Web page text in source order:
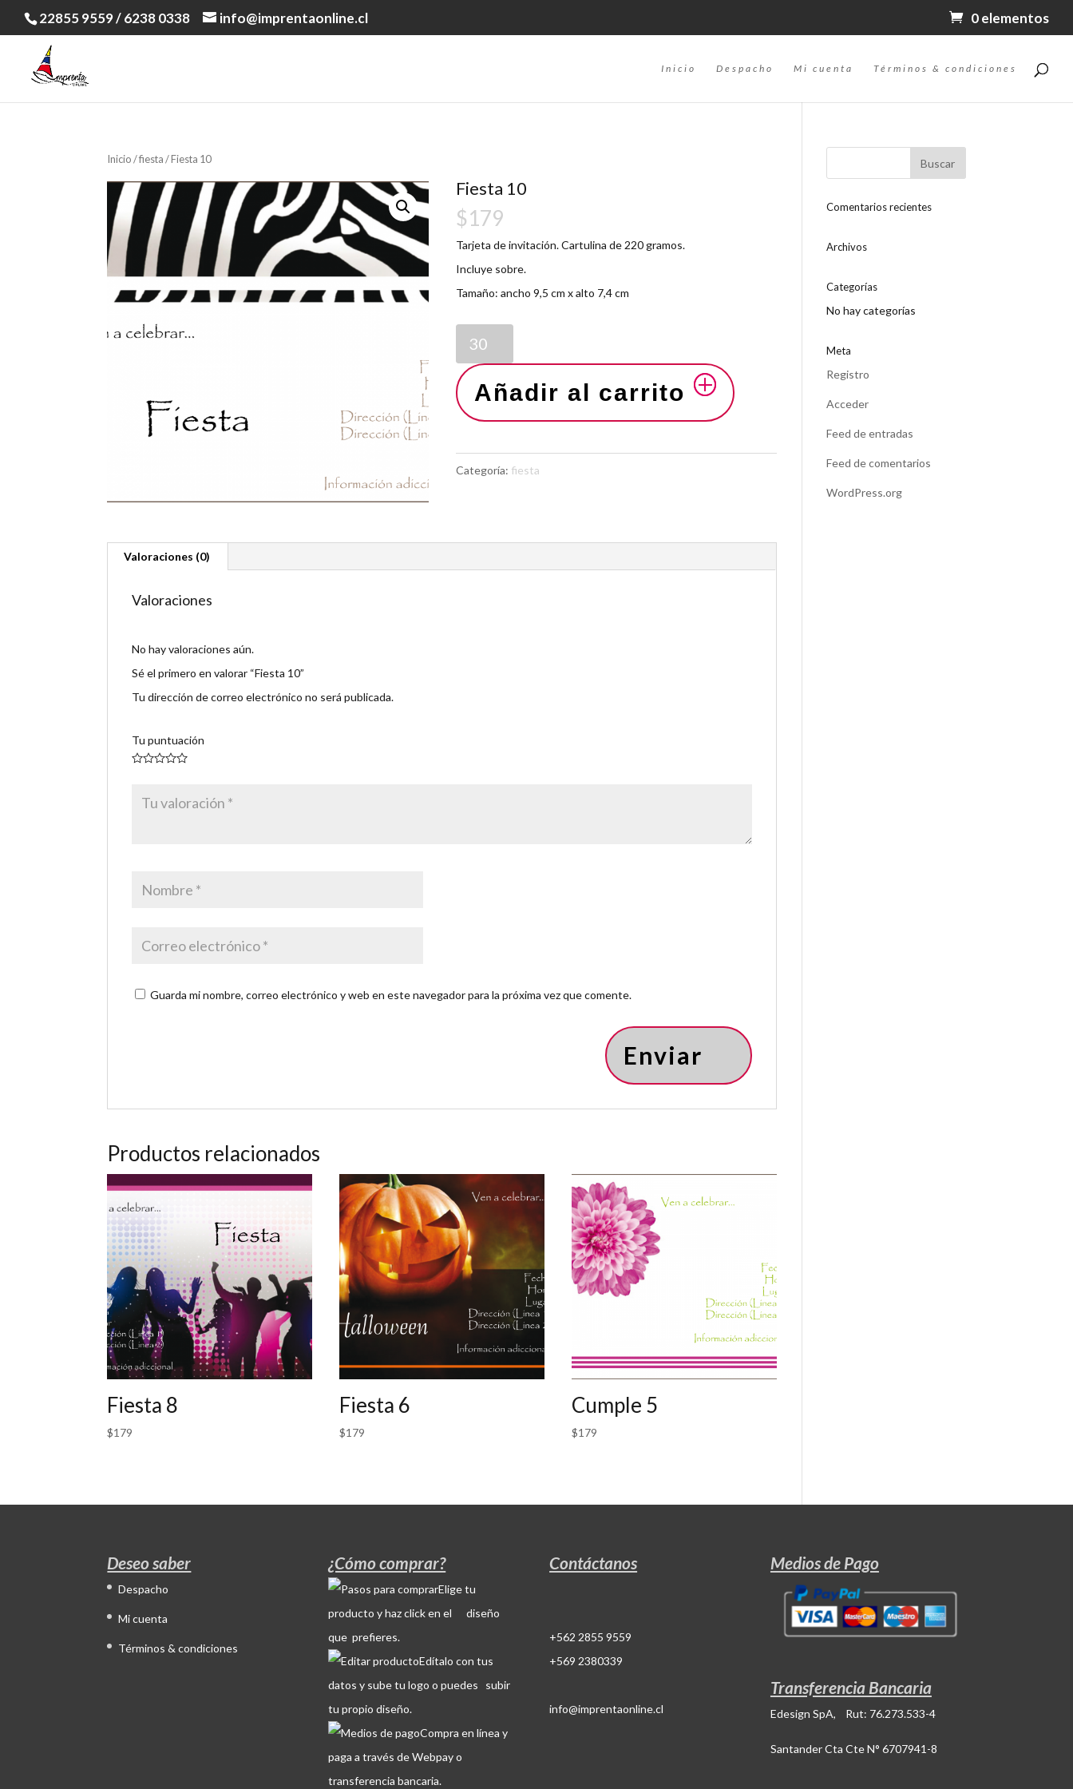
22855 9559 / 6238 0338 info@imprentaonline.cl 0 elementos
Inicio Despacho Mi cuenta Términos & condiciones
Inicio/fiesta/ Fiesta 10
Fiesta 10
$179
Tarjeta de invitación. Cartulina de 220 gramos.
Incluye sobre.
Tamaño: ancho 9,5 cm x alto 7,4 cm
Añadir al carrito
Categoría: fiesta
Valoraciones (0)
Valoraciones
No hay valoraciones aún.
Sé el primero en valorar “Fiesta 10”
Tu dirección de correo electrónico no será publicada.
Tu puntuación
Guarda mi nombre, correo electrónico y web en este navegador para la próxima vez que comente.
Productos relacionados
Fiesta 8
$179
Fiesta 6
$179
Cumple 5
$179
Comentarios recientes
Archivos
Categorías
No hay categorías
Meta
Registro
Acceder
Feed de entradas
Feed de comentarios
WordPress.org
Deseo saber
Despacho
Mi cuenta
Términos & condiciones
¿Cómo comprar?
Elige tu
producto y haz click en el diseño
que prefieres.
Edítalo con tus
datos y sube tu logo o puedes subir
tu propio diseño.
Compra en línea y
paga a través de Webpay o
transferencia bancaria.
Contáctanos
+562 2855 9559
+569 2380339
info@imprentaonline.cl
Medios de Pago
Transferencia Bancaria
Edesign SpA, Rut: 76.273.533-4
Santander Cta Cte N° 6707941-8